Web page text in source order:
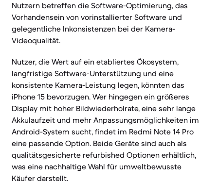
Nutzern betreffen die Software-Optimierung, das
Vorhandensein von vorinstallierter Software und
gelegentliche Inkonsistenzen bei der Kamera-
Videoqualität.
Nutzer, die Wert auf ein etabliertes Ökosystem,
langfristige Software-Unterstützung und eine
konsistente Kamera-Leistung legen, könnten das
iPhone 15 bevorzugen. Wer hingegen ein größeres
Display mit hoher Bildwiederholrate, eine sehr lange
Akkulaufzeit und mehr Anpassungsmöglichkeiten im
Android-System sucht, findet im Redmi Note 14 Pro
eine passende Option. Beide Geräte sind auch als
qualitätsgesicherte refurbished Optionen erhältlich,
was eine nachhaltige Wahl für umweltbewusste
Käufer darstellt.